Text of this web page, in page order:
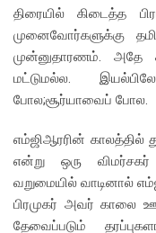
திரையில் கிடைத்த
முனைவோர்களுக்கு
முன்னுதாரணம். அதே
மட்டுமல்ல.
போல;சூர்யாவைப் போல.
எம்ஜிஆரரின் காலத்தில்
என்று ஒரு
வறுமையில் வாடினால்
பிரமுகர் அவர் காலை
தேவைப்படும்